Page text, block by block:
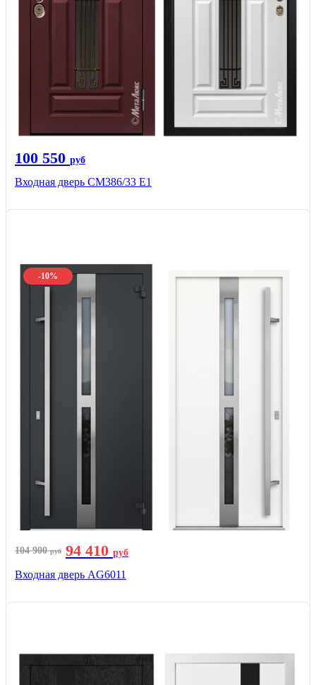
100 550 руб
Входная дверь СМ386/33 Е1
-10%
104 900руб 94 410 руб
Входная дверь AG6011